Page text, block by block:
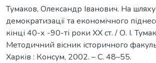
Тумаков, Олександр Іванович. На
демократизації та економічного
кінці 40-х -90-ті роки ХХ ст. / О. І.
Методичний вісник історичного
Харків : Консум, 2002. – C. 48–55.